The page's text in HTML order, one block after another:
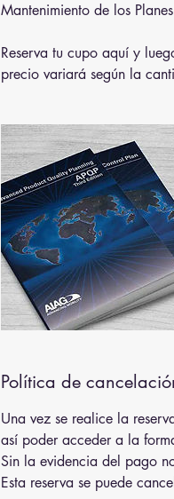
Mantenimiento de los
Reserva tu cupo aquí y
precio variará según la
Política de
Una vez se realice la
así poder acceder a la
Sin la evidencia del pago
Esta reserva se puede